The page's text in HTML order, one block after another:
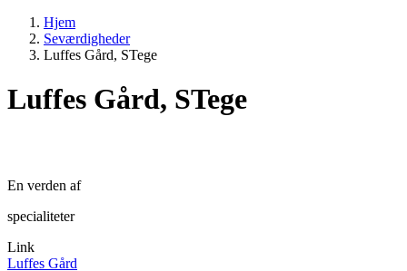
Brødkrumme
Hjem
Seværdigheder
Luffes Gård, STege
Luffes Gård, STege
En verden af
specialiteter
Link
Luffes Gård